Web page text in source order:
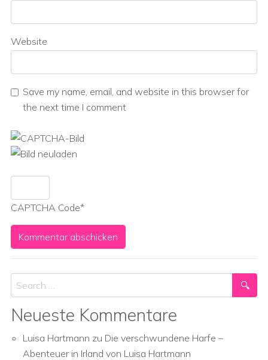
Website
Save my name, email, and website in this browser for
the next time I comment
CAPTCHA Code*
Search
Neueste Kommentare
Luisa Hartmann zu Die verschwundene Harfe –
Abenteuer in Irland von Luisa Hartmann